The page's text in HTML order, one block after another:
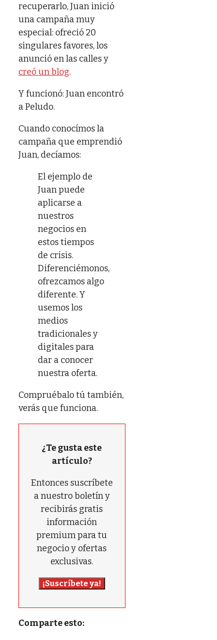
recuperarlo, Juan inició
una campaña muy
especial: ofreció 20
singulares favores, los
anunció en las calles y
creó un blog.
Y funcionó: Juan encontró
a Peludo.
Cuando conocímos la
campaña que emprendió
Juan, decíamos:
El ejemplo de
Juan puede
aplicarse a
nuestros
negocios en
estos tiempos
de crisis.
Diferenciémonos,
ofrezcamos algo
diferente. Y
usemos los
medios
tradicionales y
digitales para
dar a conocer
nuestra oferta.
Compruébalo tú también,
verás que funciona.
¿Te gusta este
artículo?
Entonces suscríbete
a nuestro boletín y
recibirás gratis
información
premium para tu
negocio y ofertas
exclusivas.
¡Suscríbete ya!
Comparte esto: